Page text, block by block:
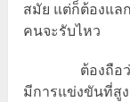
สมัย แต่ก็ต้องแล
คนจะรับไหว
ต้องถือ
มีการแข่งขันที่สูง